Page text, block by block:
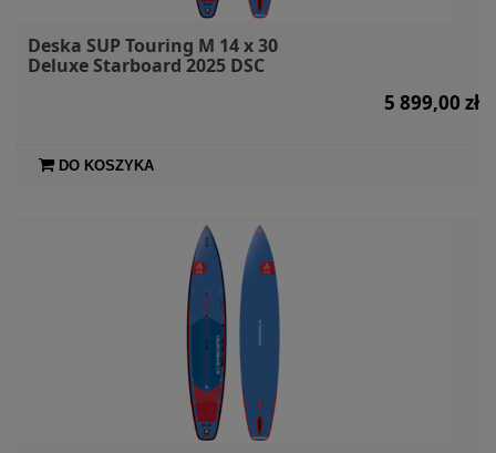
Deska SUP Touring M 14 x 30
Deluxe Starboard 2025 DSC
5 899,00 zł
DO KOSZYKA